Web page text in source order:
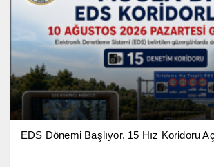
EDS Dönemi Başlıyor, 15 Hız Koridoru